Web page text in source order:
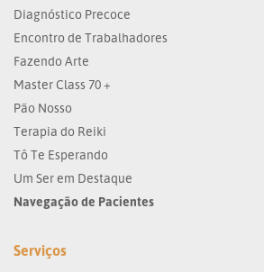
Diagnóstico Precoce
Encontro de Trabalhadores
Fazendo Arte
Master Class 70 +
Pão Nosso
Terapia do Reiki
Tô Te Esperando
Um Ser em Destaque
Navegação de Pacientes
Serviços